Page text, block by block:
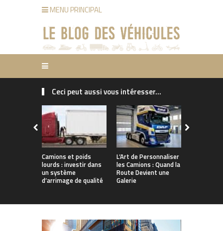
MENU PRINCIPAL
Ceci peut aussi vous intéresser...
Camions et poids
lourds : investir dans
un système
d’arrimage de qualité
L’Art de Personnaliser
les Camions : Quand la
Route Devient une
Galerie